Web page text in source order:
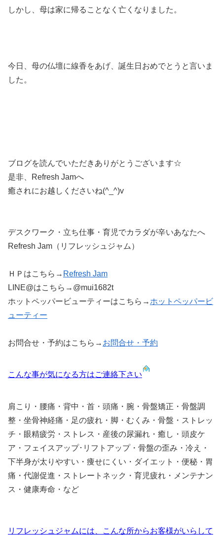
しかし、母は家に帰ることなく亡くなりました。
今日、母の仏壇に線香をあげ、誕生日おめでとうと言いま
した。
ブログを読んでいただきありがとうございます☆
是非、Refresh Jamへ
癒されにお越しくださいね(^_^)v
デスクワーク・立ち仕事・育児でカラダが辛いあなたへ
Refresh Jam（リフレッシュジャム）
ＨＰはこちら→ Refresh Jam
LINE@はこちら→@mui1682t
ホットペッパービューティーはこちら→ ホットペッパービ
ューティー
お問合せ・予約はこちら→ お問合せ・予約
こんな事が気になる方はご連絡下さい
肩こり・腰痛・背中・首・頭痛・腕・骨盤矯正・骨盤調
整・坐骨神経痛・足の疲れ・脚・むくみ・骨盤・ストレッ
チ・眼精疲労・ストレス・産後の尿漏れ・癒し・頭皮ケ
ア・フェイスアップ･リフトアップ・骨盤の歪み・冷え・
下半身が太りやすい・痩せにくい・ダイエット・便秘・胃
痛・代謝促進・ストレートネック・育児疲れ・メンテナン
ス・健康寿命・など
リフレッシュジャムには、こんな所からお客様がいらして